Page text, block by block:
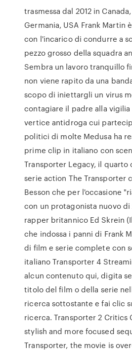
trasmessa dal 2012 in
Germania, USA Frank Martin
con l'incarico di condurre a
pezzo grosso della squadra
Sembra un lavoro tranquillo
non viene rapito da una
scopo di iniettargli un virus
contagiare il padre alla
vertice antidroga cui
politici di molte Medusa ha
prime clip in italiano con
Transporter Legacy, il quarto
serie action The Transporter
Besson che per l'occasione
con un protagonista nuovo
rapper britannico Ed Skrein
che indossa i panni di Frank
di film e serie complete con
italiano Transporter 4
alcun contenuto qui, digita
titolo del film o della serie
ricerca sottostante e fai clic
ricerca. Transporter 2 Critics
stylish and more focused
Transporter, the movie is